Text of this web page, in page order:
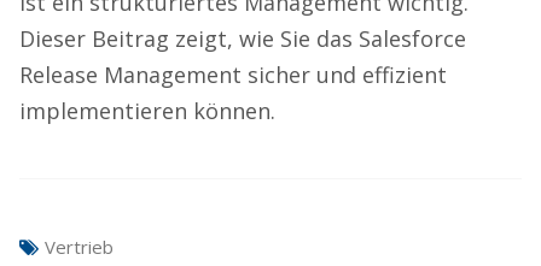
Dieser Beitrag zeigt, wie Sie das Salesforce
Release Management sicher und effizient
implementieren können.
Vertrieb